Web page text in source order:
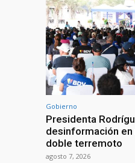
Gobierno
Presidenta
desinformación
doble terremoto
agosto 7, 2026